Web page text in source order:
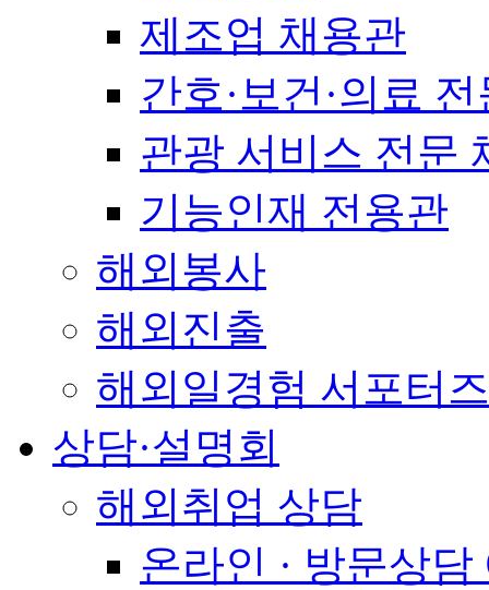
제조업 채용관
간호·보건·의료
관광 서비스 전문
기능인재 전용관
해외봉사
해외진출
해외일경험 서포터
상담·설명회
해외취업 상담
온라인 · 방문상담